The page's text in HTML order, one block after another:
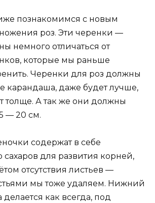
познакомимся с новым
роз. Эти черенки —
немного отличаться от
которые мы раньше
Черенки для роз должны
карандаша, даже будет лучше,
толще. А так же они должны
— 20 см.
содержат в себе
сахаров для развития корней,
отсутствия листьев —
мы тоже удаляем. Нижний
делается как всегда, под